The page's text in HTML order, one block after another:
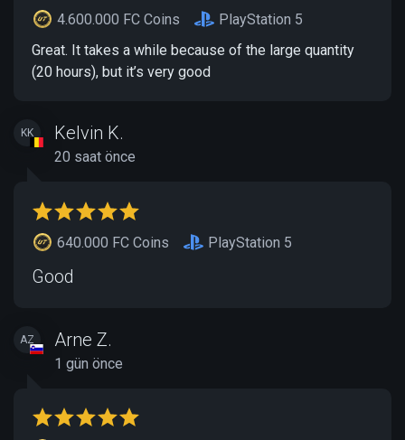
4.600.000 FC Coins
PlayStation 5
Great. It takes a while because of the large quantity
(20 hours), but it’s very good
KK Kelvin K.
20 saat önce
640.000 FC Coins PlayStation 5
Good
AZ Arne Z.
1 gün önce